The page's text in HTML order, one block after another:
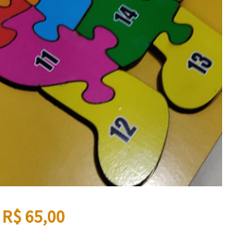
R$ 65,00